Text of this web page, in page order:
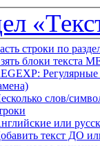
строки по
блоки текста
слов/
или
текст ДО